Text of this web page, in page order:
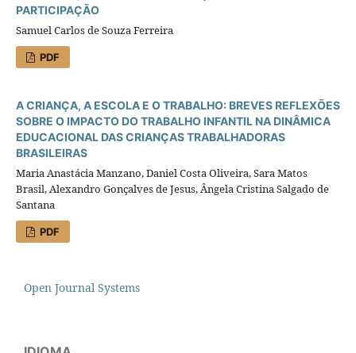
PARTICIPAÇÃO
Samuel Carlos de Souza Ferreira
PDF
A CRIANÇA, A ESCOLA E O TRABALHO: BREVES REFLEXÕES
SOBRE O IMPACTO DO TRABALHO INFANTIL NA DINÂMICA
EDUCACIONAL DAS CRIANÇAS TRABALHADORAS
BRASILEIRAS
Maria Anastácia Manzano, Daniel Costa Oliveira, Sara Matos
Brasil, Alexandro Gonçalves de Jesus, Ângela Cristina Salgado de
Santana
PDF
Open Journal Systems